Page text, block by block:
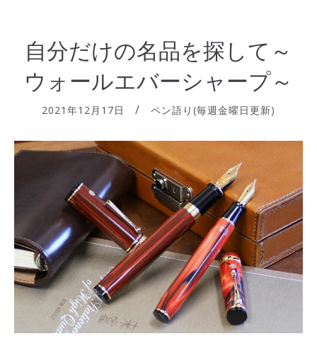
自分だけの名品を探して～
ウォールエバーシャープ～
2021年12月17日 ペン語り(毎週金曜日更新)